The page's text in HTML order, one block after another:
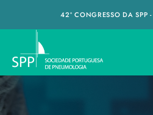
42º CONGRESSO DA SPP